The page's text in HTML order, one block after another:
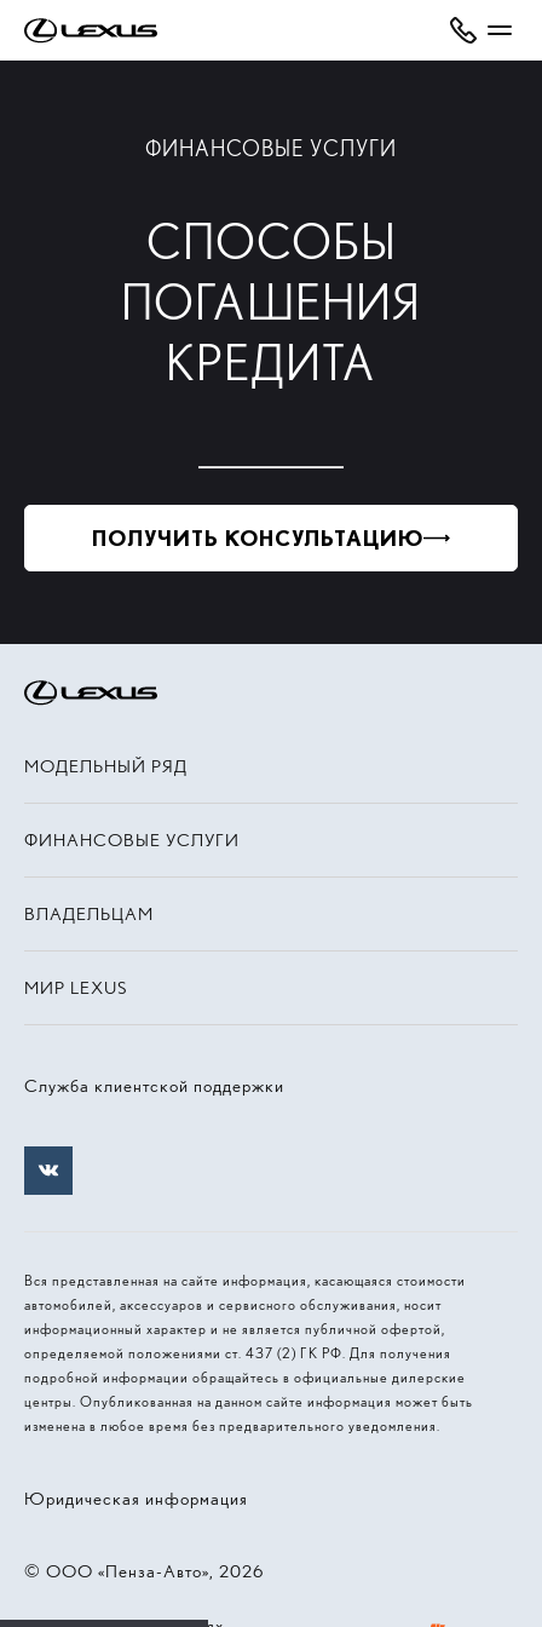
ФИНАНСОВЫЕ УСЛУГИ
СПОСОБЫ
ПОГАШЕНИЯ
КРЕДИТА
ПОЛУЧИТЬ КОНСУЛЬТАЦИЮ
Служба клиентской поддержки
МОДЕЛЬНЫЙ РЯД
ФИНАНСОВЫЕ УСЛУГИ
ВЛАДЕЛЬЦАМ
МИР LEXUS
Вся представленная на сайте информация, касающаяся стоимости
автомобилей, аксессуаров и сервисного обслуживания, носит
информационный характер и не является публичной офертой,
определяемой положениями ст. 437 (2) ГК РФ. Для получения
подробной информации обращайтесь в официальные дилерские
центры. Опубликованная на данном сайте информация может быть
изменена в любое время без предварительного уведомления.
© 2026, ООО «Пенза-Авто»
Юридическая информация